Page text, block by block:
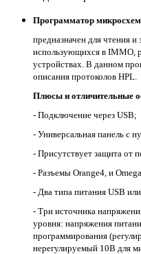
Прогрaмматоp
предназначен для
использующихся в IММО,
устройствах. В данном
описания протоколов НРL.
Плюсы и отличительные
- Подключение через USВ;
- Универсальная панель с
- Присутствует защита от
- Разъемы Оrаngе4, и
- Два типа питания USВ
- Три источника
уровня: напряжения
программирования
нерегулируемый 10В для